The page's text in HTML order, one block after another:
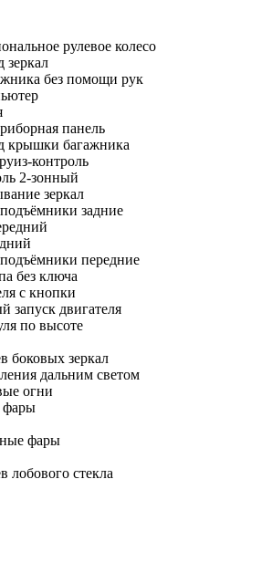
рулевое колесо
зеркал
без помощи рук
панель
крышки багажника
контроль
2-зонный
зеркал
задние
передние
без ключа
с кнопки
запуск двигателя
по высоте
боковых зеркал
дальним светом
огни
фары
фары
лобового стекла